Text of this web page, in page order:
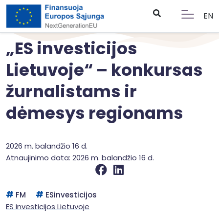
EN
„ES investicijos
Lietuvoje“ – konkursas
žurnalistams ir
dėmesys regionams
2026 m. balandžio 16 d.
Atnaujinimo data: 2026 m. balandžio 16 d.
FM
ESinvesticijos
ES investicijos Lietuvoje